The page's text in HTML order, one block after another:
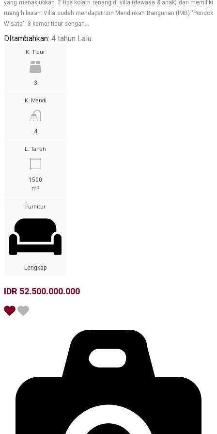
yang menakjubkan. 2 tipe kolam renang di villa (dewasa & anak) dan memiliki
ruang hiburan. Villa sudah mendapat Izin Mendirikan Bangunan (IMB) "Pondok
Wisata". 3 kamar tidur dengan…
DItambahkan: 4 tahun Lalu
K. Tidur
3
K. Mandi
4
L. Tanah
1500
m²
Furnitur
Lengkap
IDR 52.500.000.000